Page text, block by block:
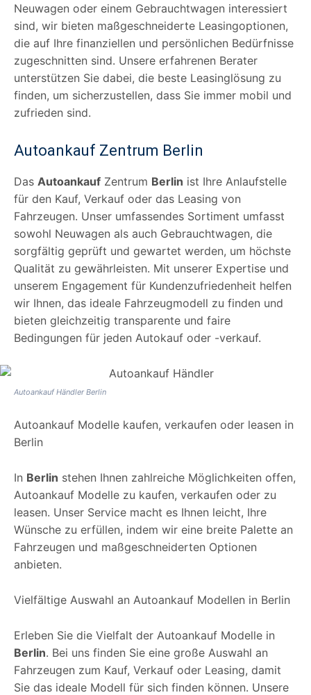
Neuwagen oder einem Gebrauchtwagen interessiert
sind, wir bieten maßgeschneiderte Leasingoptionen,
die auf Ihre finanziellen und persönlichen Bedürfnisse
zugeschnitten sind. Unsere erfahrenen Berater
unterstützen Sie dabei, die beste Leasinglösung zu
finden, um sicherzustellen, dass Sie immer mobil und
zufrieden sind.
Autoankauf Zentrum Berlin
Das Autoankauf Zentrum Berlin ist Ihre Anlaufstelle
für den Kauf, Verkauf oder das Leasing von
Fahrzeugen. Unser umfassendes Sortiment umfasst
sowohl Neuwagen als auch Gebrauchtwagen, die
sorgfältig geprüft und gewartet werden, um höchste
Qualität zu gewährleisten. Mit unserer Expertise und
unserem Engagement für Kundenzufriedenheit helfen
wir Ihnen, das ideale Fahrzeugmodell zu finden und
bieten gleichzeitig transparente und faire
Bedingungen für jeden Autokauf oder -verkauf.
Autoankauf Händler Berlin
Autoankauf Modelle kaufen, verkaufen oder leasen in
Berlin
In Berlin stehen Ihnen zahlreiche Möglichkeiten offen,
Autoankauf Modelle zu kaufen, verkaufen oder zu
leasen. Unser Service macht es Ihnen leicht, Ihre
Wünsche zu erfüllen, indem wir eine breite Palette an
Fahrzeugen und maßgeschneiderten Optionen
anbieten.
Vielfältige Auswahl an Autoankauf Modellen in Berlin
Erleben Sie die Vielfalt der Autoankauf Modelle in
Berlin. Bei uns finden Sie eine große Auswahl an
Fahrzeugen zum Kauf, Verkauf oder Leasing, damit
Sie das ideale Modell für sich finden können. Unsere